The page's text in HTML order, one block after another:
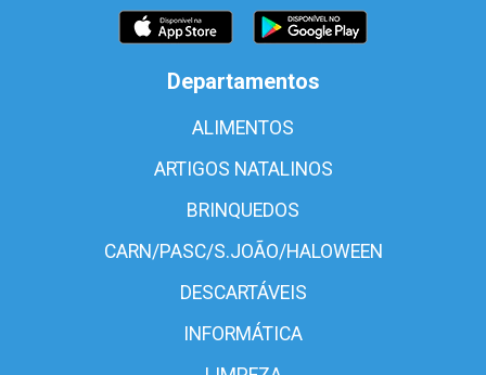
Departamentos
ALIMENTOS
ARTIGOS NATALINOS
BRINQUEDOS
CARN/PASC/S.JOÃO/HALOWEEN
DESCARTÁVEIS
INFORMÁTICA